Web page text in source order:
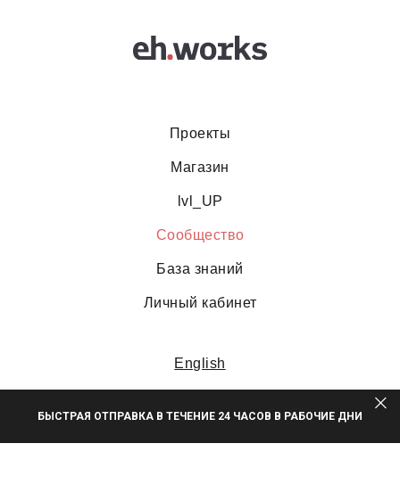
Проекты
Магазин
lvl_UP
Сообщество
База знаний
Личный кабинет
English
БЫСТРАЯ ОТПРАВКА В ТЕЧЕНИЕ 24 ЧАСОВ В РАБОЧИЕ ДНИ